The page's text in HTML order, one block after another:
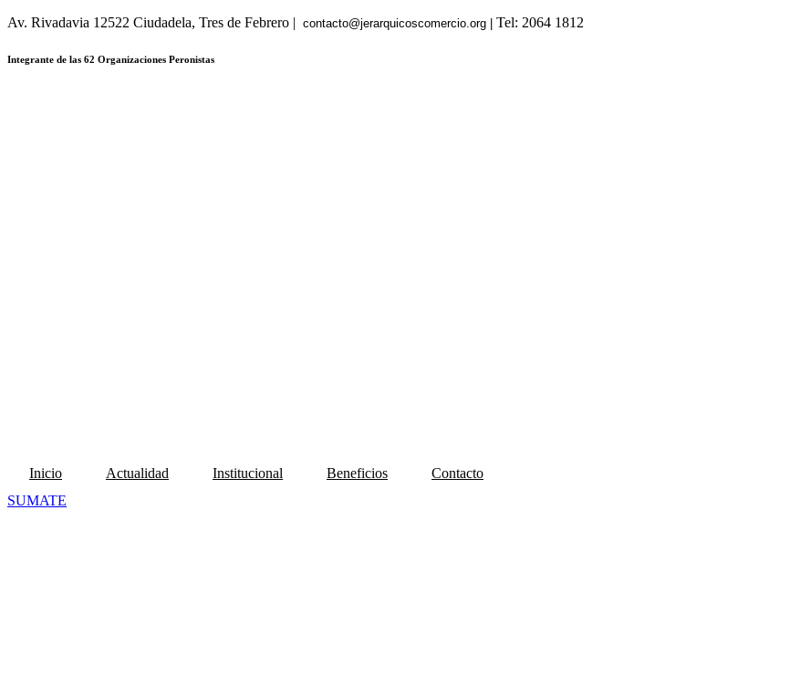
Av. Rivadavia 12522 Ciudadela, Tres de Febrero | contacto@jerarquicoscomercio.org | Tel: 2064 1812
Integrante de las 62 Organizaciones Peronistas
Inicio Actualidad Institucional Beneficios
Contacto
SUMATE